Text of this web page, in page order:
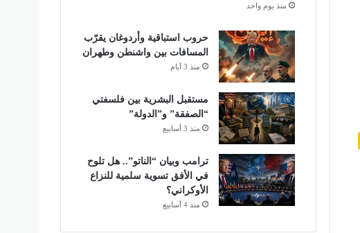
منذ يوم واحد
حروب استباقية وأردوغان يقرّب
المسافات بين واشنطن وطهران
منذ 3 أيام
مستقبل البشرية بين فلسفتي
“الصفقة” و”الدولة”
منذ 3 أسابيع
ترامب وبيان “الناتو”.. هل تلوح
في الأفق تسوية سلمية للنزاع
الأوكراني؟
منذ 4 أسابيع